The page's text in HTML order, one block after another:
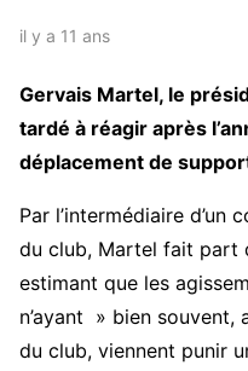
il y a 11 ans
Gervais Martel, le
tardé à réagir après
déplacement de
Par l’intermédiaire d’un
du club, Martel fait part
estimant que les
n’ayant » bien souvent,
du club, viennent punir